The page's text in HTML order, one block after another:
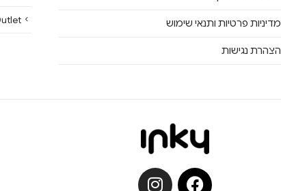
מדיניות פרטיות ותנאי שימוש
הצהרת נגישות